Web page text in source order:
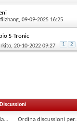
, 09-09-2025 16:25
S-Tronic
, 20-10-2022 09:27 1 2
Ordina discussioni per: